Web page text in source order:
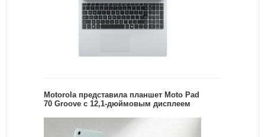
Motorola представила планшет Moto Pad
70 Groove с 12,1-дюймовым дисплеем